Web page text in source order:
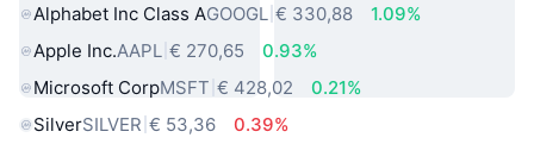
Alphabet Inc Class AGOOGL € 330,88
1.09%
Apple Inc.AAPL € 270,65
0.93%
Microsoft CorpMSFT € 428,02
0.21%
SilverSILVER € 53,36
0.39%